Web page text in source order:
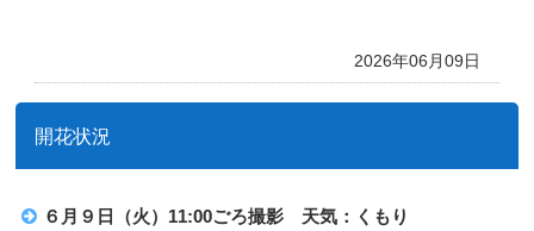
2026年06月09日
開花状況
６月９日（火）11:00ごろ撮影 天気：くもり